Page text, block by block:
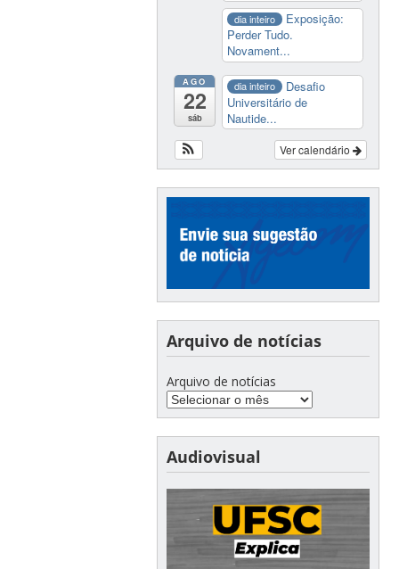
dia inteiro
Exposição:
Perder Tudo.
Novament...
AGO
22
sáb
dia inteiro
Desafio
Universitário de
Nautide...
Ver calendário
Arquivo de notícias
Arquivo de notícias
Audiovisual